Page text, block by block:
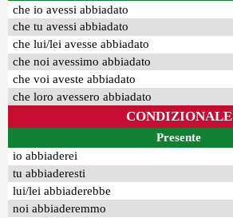
che io avessi abbiadato
che tu avessi abbiadato
che lui/lei avesse abbiadato
che noi avessimo abbiadato
che voi aveste abbiadato
che loro avessero abbiadato
CONDIZIONALE
Presente
io abbiaderei
tu abbiaderesti
lui/lei abbiaderebbe
noi abbiaderemmo